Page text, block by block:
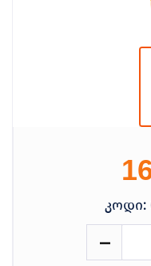
კოდი: